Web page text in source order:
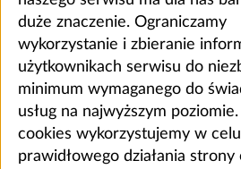
duże znaczenie. Ograniczamy
wykorzystanie i zbieranie
użytkownikach serwisu do
minimum wymaganego do
usług na najwyższym
cookies wykorzystujemy w celu
prawidłowego działania strony